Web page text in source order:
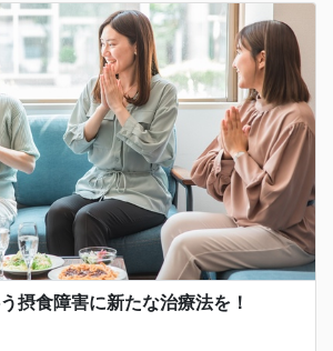
摂食障害に新たな治療法を！